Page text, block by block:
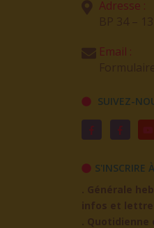
Adresse :
Email :
SUIVEZ-
S'INSCRIRE